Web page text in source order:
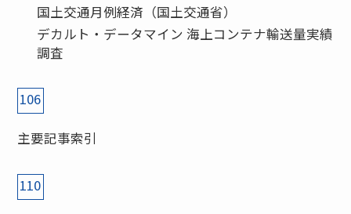
国土交通月例経済（国土交通省）
デカルト・データマイン 海上コンテナ輸送量実績
調査
106
主要記事索引
110